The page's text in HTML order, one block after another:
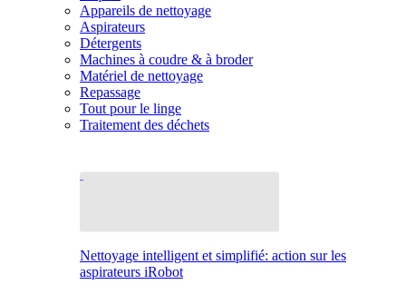
Appareils de nettoyage
Aspirateurs
Détergents
Machines à coudre & à broder
Matériel de nettoyage
Repassage
Tout pour le linge
Traitement des déchets
Nettoyage intelligent et simplifié: action sur les
aspirateurs iRobot